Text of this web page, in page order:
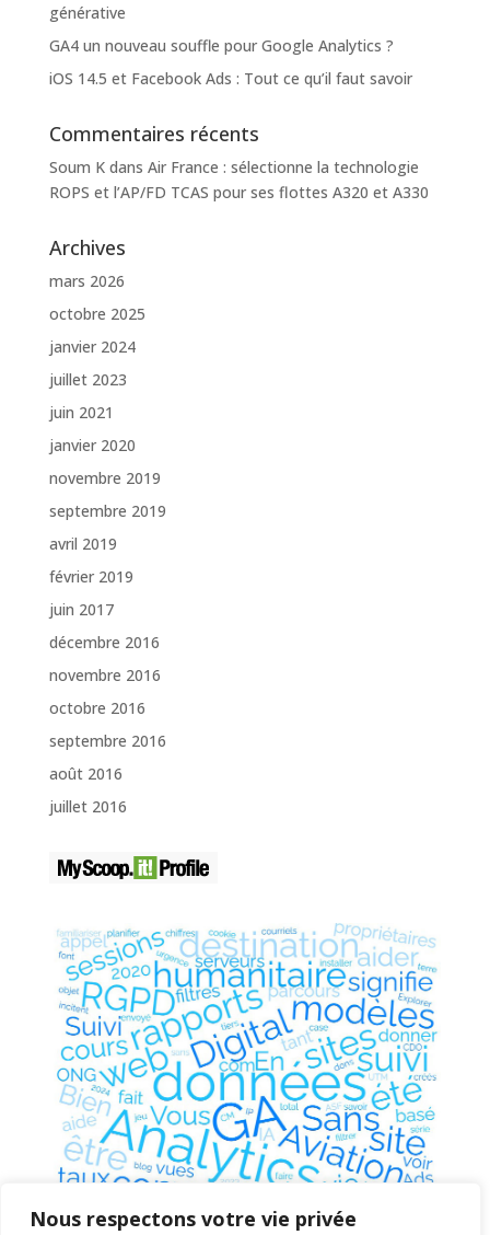
Nous respectons votre vie privée
générative
GA4 un nouveau souffle pour Google Analytics ?
iOS 14.5 et Facebook Ads : Tout ce qu’il faut savoir
Commentaires récents
Soum Kdans Air France : sélectionne la technologie
ROPS et l’AP/FD TCAS pour ses flottes A320 et A330
Archives
mars 2026
octobre 2025
janvier 2024
juillet 2023
juin 2021
janvier 2020
novembre 2019
septembre 2019
avril 2019
février 2019
juin 2017
décembre 2016
novembre 2016
octobre 2016
septembre 2016
août 2016
juillet 2016